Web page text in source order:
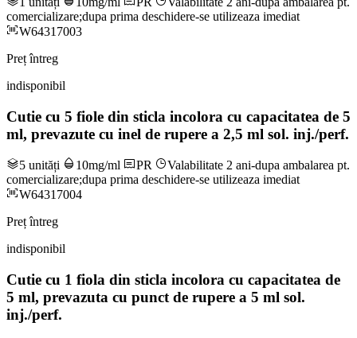
comercializare;dupa prima deschidere-se utilizeaza imediat
W64317003
Preț întreg
indisponibil
Cutie cu 5 fiole din sticla incolora cu capacitatea de 5
ml, prevazute cu inel de rupere a 2,5 ml sol. inj./perf.
5 unități 10mg/ml PR
Valabilitate 2 ani-dupa ambalarea pt.
comercializare;dupa prima deschidere-se utilizeaza imediat
W64317004
Preț întreg
indisponibil
Cutie cu 1 fiola din sticla incolora cu capacitatea de
5 ml, prevazuta cu punct de rupere a 5 ml sol.
inj./perf.